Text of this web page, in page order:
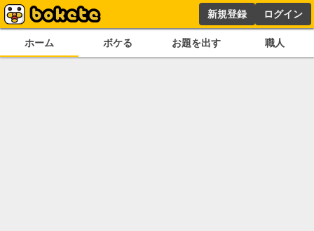
新規登録 ログイン
ホーム ボケる お題を出す 職人